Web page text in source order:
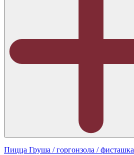
Пицца Груша / горгонзола / фисташка